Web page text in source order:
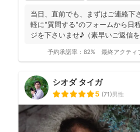
当日、直前でも、まずはご連絡下
軽に"質問する"のフォームから日
ジを下さいませ♪（素早いご返信
予約承諾率： 82% 最終アクティ
シオダ タイガ
5 (71)男性